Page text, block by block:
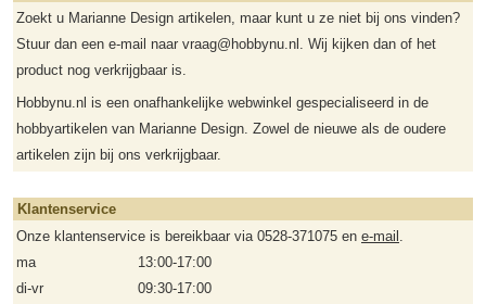
Zoekt u Marianne Design artikelen, maar kunt u ze niet bij ons vinden?
Stuur dan een e-mail naar vraag@hobbynu.nl. Wij kijken dan of het
product nog verkrijgbaar is.
Hobbynu.nl is een onafhankelijke webwinkel gespecialiseerd in de
hobbyartikelen van Marianne Design. Zowel de nieuwe als de oudere
artikelen zijn bij ons verkrijgbaar.
Klantenservice
Onze klantenservice is bereikbaar via 0528-371075 en e-mail .
ma
13:00-17:00
di-vr
09:30-17:00